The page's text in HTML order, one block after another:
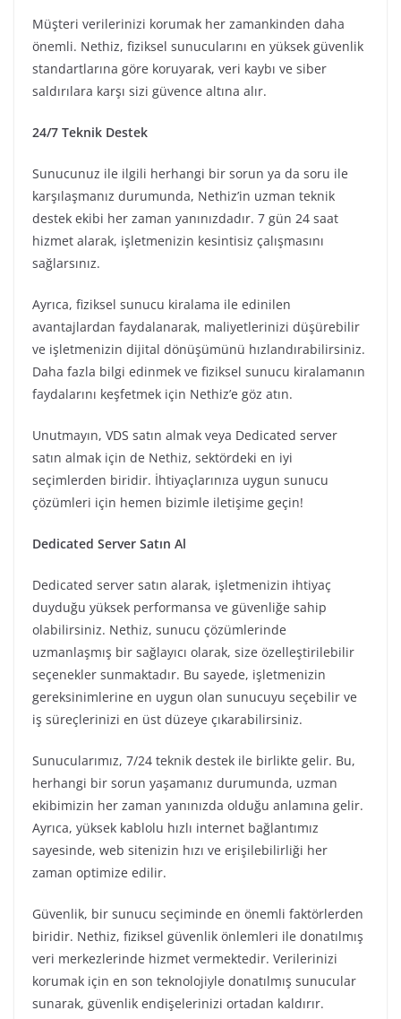
Müşteri verilerinizi korumak her zamankinden daha
önemli. Nethiz, fiziksel sunucularını en yüksek güvenlik
standartlarına göre koruyarak, veri kaybı ve siber
saldırılara karşı sizi güvence altına alır.
24/7 Teknik Destek
Sunucunuz ile ilgili herhangi bir sorun ya da soru ile
karşılaşmanız durumunda, Nethiz’in uzman teknik
destek ekibi her zaman yanınızdadır. 7 gün 24 saat
hizmet alarak, işletmenizin kesintisiz çalışmasını
sağlarsınız.
Ayrıca, fiziksel sunucu kiralama ile edinilen
avantajlardan faydalanarak, maliyetlerinizi düşürebilir
ve işletmenizin dijital dönüşümünü hızlandırabilirsiniz.
Daha fazla bilgi edinmek ve fiziksel sunucu kiralamanın
faydalarını keşfetmek için Nethiz’e göz atın.
Unutmayın, VDS satın almak veya Dedicated server
satın almak için de Nethiz, sektördeki en iyi
seçimlerden biridir. İhtiyaçlarınıza uygun sunucu
çözümleri için hemen bizimle iletişime geçin!
Dedicated Server Satın Al
Dedicated server satın alarak, işletmenizin ihtiyaç
duyduğu yüksek performansa ve güvenliğe sahip
olabilirsiniz. Nethiz, sunucu çözümlerinde
uzmanlaşmış bir sağlayıcı olarak, size özelleştirilebilir
seçenekler sunmaktadır. Bu sayede, işletmenizin
gereksinimlerine en uygun olan sunucuyu seçebilir ve
iş süreçlerinizi en üst düzeye çıkarabilirsiniz.
Sunucularımız, 7/24 teknik destek ile birlikte gelir. Bu,
herhangi bir sorun yaşamanız durumunda, uzman
ekibimizin her zaman yanınızda olduğu anlamına gelir.
Ayrıca, yüksek kablolu hızlı internet bağlantımız
sayesinde, web sitenizin hızı ve erişilebilirliği her
zaman optimize edilir.
Güvenlik, bir sunucu seçiminde en önemli faktörlerden
biridir. Nethiz, fiziksel güvenlik önlemleri ile donatılmış
veri merkezlerinde hizmet vermektedir. Verilerinizi
korumak için en son teknolojiyle donatılmış sunucular
sunarak, güvenlik endişelerinizi ortadan kaldırır.